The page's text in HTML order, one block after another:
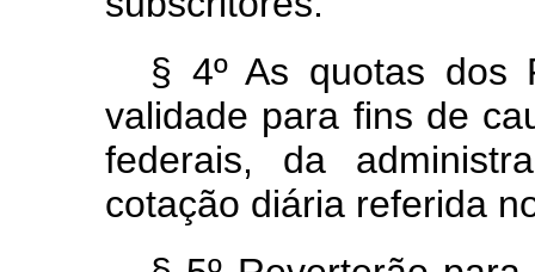
§ 4º As quotas dos
validade para fins de
federais, da
cotação diária referida